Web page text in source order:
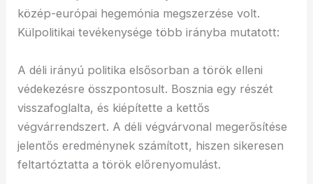
közép-európai hegemónia megszerzése volt.
Külpolitikai tevékenysége több irányba mutatott:
A déli irányú politika elsősorban a török elleni
védekezésre összpontosult. Bosznia egy részét
visszafoglalta, és kiépítette a kettős
végvárrendszert. A déli végvárvonal megerősítése
jelentős eredménynek számított, hiszen sikeresen
feltartóztatta a török előrenyomulást.